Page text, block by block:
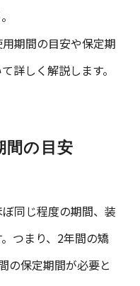
期間の目安や保定期
詳しく解説します。
間の目安
同じ程度の期間、装
つまり、2年間の矯
の保定期間が必要と